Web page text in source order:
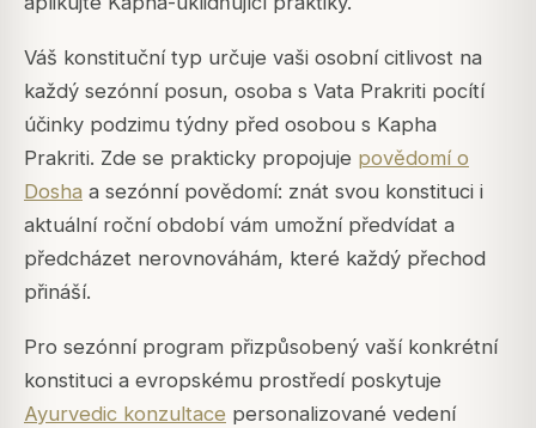
Váš konstituční typ určuje vaši osobní citlivost na
každý sezónní posun, osoba s Vata Prakriti pocítí
účinky podzimu týdny před osobou s Kapha
Prakriti. Zde se prakticky propojuje povědomí o
Dosha a sezónní povědomí: znát svou konstituci i
aktuální roční období vám umožní předvídat a
předcházet nerovnováhám, které každý přechod
přináší.
Pro sezónní program přizpůsobený vaší konkrétní
konstituci a evropskému prostředí poskytuje
Ayurvedic konzultace personalizované vedení